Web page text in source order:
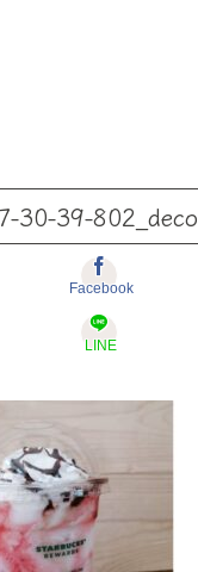
30-39-802_deco
Facebook
LINE